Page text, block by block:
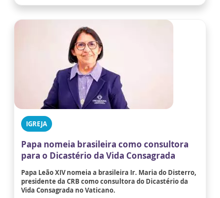
IGREJA
Papa nomeia brasileira como consultora
para o Dicastério da Vida Consagrada
Papa Leão XIV nomeia a brasileira Ir. Maria do Disterro,
presidente da CRB como consultora do Dicastério da
Vida Consagrada no Vaticano.